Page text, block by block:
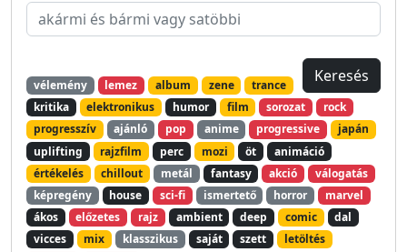
vélemény lemez album zene
trance
kritika
elektronikus humor film sorozat
rock
progresszív
ajánló pop anime progressive
japán
uplifting
rajzfilm perc mozi öt
animáció
értékelés
chillout metál fantasy akció
válogatás
képregény
house sci-fi ismertető horror
marvel
ákos
előzetes rajz ambient deep comic
dal
vicces
mix klasszikus saját szett
letöltés